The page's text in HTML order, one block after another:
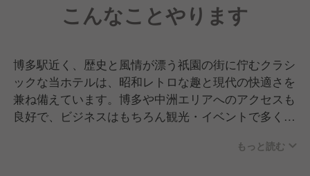
こんなことやります
博多駅近く、歴史と風情が漂う祇園の街に佇むクラシ
ックな当ホテルは、昭和レトロな趣と現代の快適さを
兼ね備えています。博多や中洲エリアへのアクセスも
良好で、ビジネスはもちろん観光・イベントで多くの
員想いの経営を貫き、現場の意見を尊重する【現場主
もっと読む